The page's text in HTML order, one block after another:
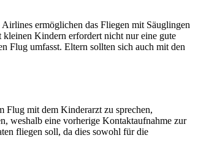
ermöglichen das Fliegen mit Säuglingen
kleinen Kindern erfordert nicht nur eine gute
Flug umfasst. Eltern sollten sich auch mit den
Flug mit dem Kinderarzt zu sprechen,
weshalb eine vorherige Kontaktaufnahme zur
fliegen soll, da dies sowohl für die